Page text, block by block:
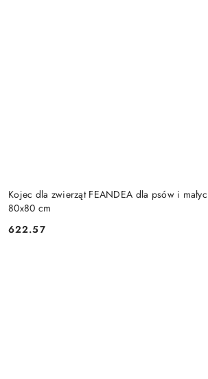
Kojec dla zwierząt FEANDEA dla psów i
80x80 cm
Cena:
622.57